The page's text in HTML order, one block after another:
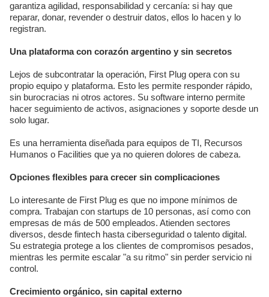
garantiza agilidad, responsabilidad y cercanía: si hay que
reparar, donar, revender o destruir datos, ellos lo hacen y lo
registran.
Una plataforma con corazón argentino y sin secretos
Lejos de subcontratar la operación, First Plug opera con su
propio equipo y plataforma. Esto les permite responder rápido,
sin burocracias ni otros actores. Su software interno permite
hacer seguimiento de activos, asignaciones y soporte desde un
solo lugar.
Es una herramienta diseñada para equipos de TI, Recursos
Humanos o Facilities que ya no quieren dolores de cabeza.
Opciones flexibles para crecer sin complicaciones
Lo interesante de First Plug es que no impone mínimos de
compra. Trabajan con startups de 10 personas, así como con
empresas de más de 500 empleados. Atienden sectores
diversos, desde fintech hasta ciberseguridad o talento digital.
Su estrategia protege a los clientes de compromisos pesados,
mientras les permite escalar "a su ritmo" sin perder servicio ni
control.
Crecimiento orgánico, sin capital externo